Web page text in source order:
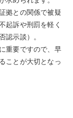
拠との関係で被疑
起訴や刑罰を軽く
認示談）。
重要ですので、早
ことが大切となっ